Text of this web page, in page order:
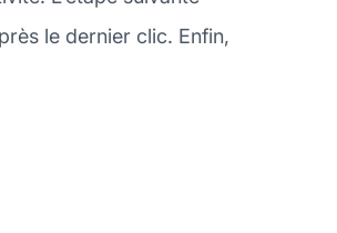
le dernier clic. Enfin,